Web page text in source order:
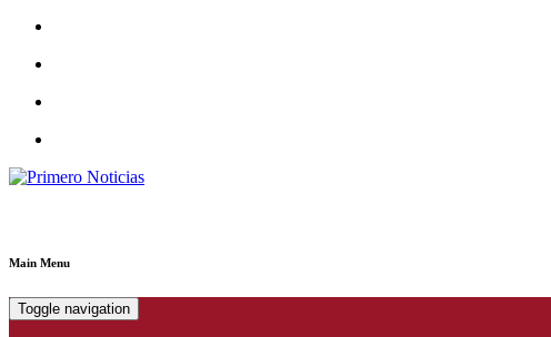
Main Menu
Toggle navigation